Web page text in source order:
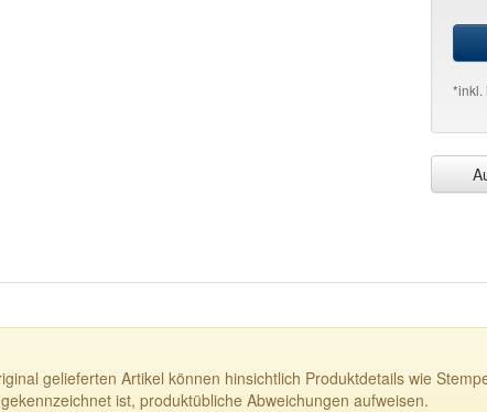
*inkl.
gelieferten Artikel können hinsichtlich Produktdetails wie
ist, produktübliche Abweichungen aufweisen.